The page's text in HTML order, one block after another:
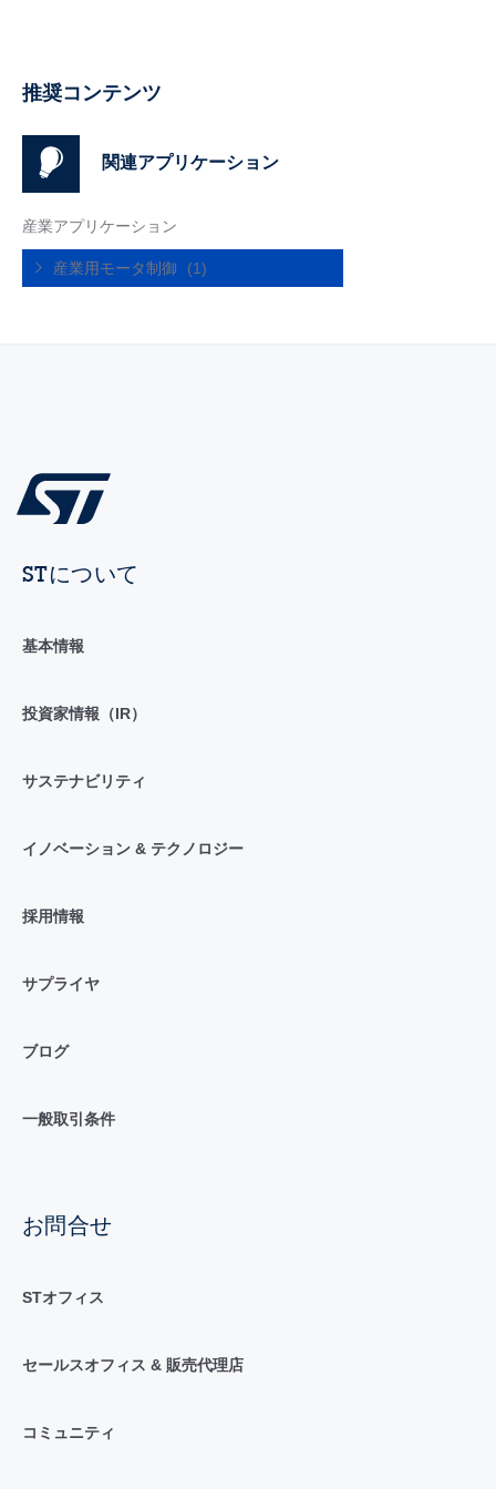
推奨コンテンツ
関連アプリケーション
産業アプリケーション
産業用モータ制御 (1)
STについて
基本情報
投資家情報（IR）
サステナビリティ
イノベーション & テクノロジー
採用情報
サプライヤ
ブログ
一般取引条件
お問合せ
STオフィス
セールスオフィス & 販売代理店
コミュニティ